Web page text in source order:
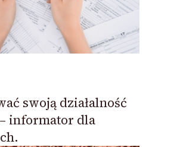
swoją działalność
informator dla